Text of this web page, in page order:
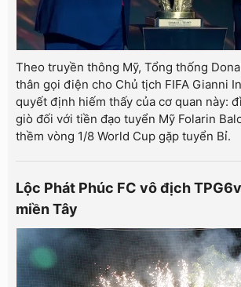
Theo truyền thông Mỹ, Tổng thống
thân gọi điện cho Chủ tịch FIFA Gianni
quyết định hiếm thấy của cơ quan này:
giò đối với tiền đạo tuyển Mỹ Folarin
thềm vòng 1/8 World Cup gặp tuyển Bỉ.
Lộc Phát Phúc FC vô địch
miền Tây